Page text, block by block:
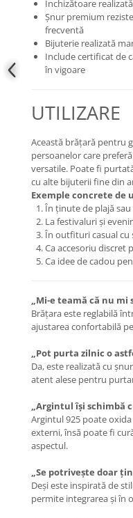
Închizătoare
Șnur premium
frecventă
Bijuterie realizată
Include certificat de
în vigoare
UTILIZARE
Această brățară pentru
persoanelor care
versatile. Poate fi
cu alte bijuterii fine din
Exemple concrete de
În ținute de plajă
La festivaluri și
În outfituri casual cu
Ca accesoriu discret
Ca idee de cadou
„Mi-e teamă că nu mi
Brățara este reglabilă
ajustarea confortabilă
„Pot purta zilnic o
Da, este realizată cu
atent alese pentru
„Argintul își schimbă
Argintul 925 poate
externi, însă poate fi
aspectul.
„Se potrivește doar
Deși este inspirată de
permite integrarea și în